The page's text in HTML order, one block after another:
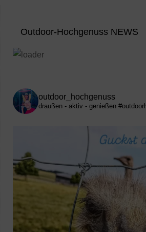
Outdoor-Hochgenuss NEWS
outdoor_hochgenuss
draußen - aktiv - genießen